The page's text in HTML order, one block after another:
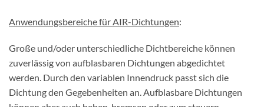
Anwendungsbereiche für AIR-Dichtungen:
Große und/oder unterschiedliche Dichtbereiche können
zuverlässig von aufblasbaren Dichtungen abgedichtet
werden. Durch den variablen Innendruck passt sich die
Dichtung den Gegebenheiten an. Aufblasbare Dichtungen